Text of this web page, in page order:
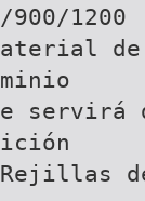
900/1200
servirá